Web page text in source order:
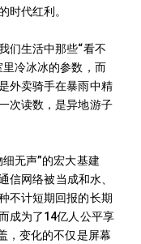
时代红利。
们生活中那些“看不
冷冰冰的参数，而
外卖骑手在暴雨中精
次读数，是异地游子
无声”的宏大基建
信网络被当成和水、
不计短期回报的长期
成为了14亿人公平享
，变化的不仅是屏幕